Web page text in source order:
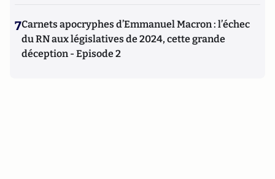
7Carnets apocryphes d’Emmanuel Macron : l’échec
du RN aux législatives de 2024, cette grande
déception - Episode 2